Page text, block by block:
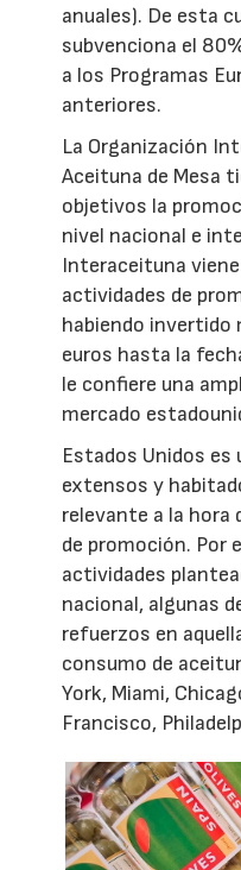
anuales). De esta
subvenciona el
a los Programas
anteriores.
La Organización
Aceituna de Mesa
objetivos la
nivel nacional e
Interaceituna
actividades de
habiendo invertido
euros hasta la
le confiere una
mercado
Estados Unidos es
extensos y
relevante a la hora
de promoción. Por
actividades
nacional, algunas
refuerzos en
consumo de
York, Miami,
Francisco,